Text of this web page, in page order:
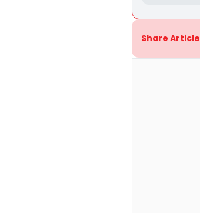
Share Article